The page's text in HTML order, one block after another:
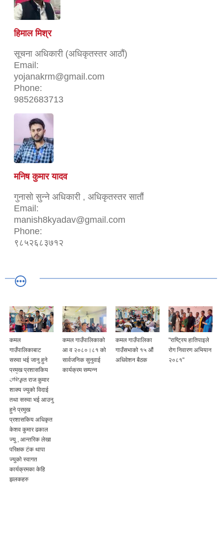
हिमाल मिश्र
सूचना अधिकारी (अधिकृतस्तर आठौं)
Email:
yojanakrm@gmail.com
Phone:
9852683713
मनिष कुमार यादव
गुनासो सुन्ने अधिकारी , अधिकृतस्तर सातौं
Email:
manish8kyadav@gmail.com
Phone:
९८५२६८३७१२
कमल
गाउँपालिकाबाट
सरुवा भई जानु हुने
प्रमुख प्रशासकिय
अधिकृत राज कुमार
शाक्य ज्युको विदाई
तथा सरुवा भई आउनु
हुने प्रमुख
प्रशासकिय अधिकृत
केशव कुमार ढकाल
ज्यु , आन्तरिक लेखा
परिक्षक टंक थापा
ज्युको स्वागत
कार्यक्रमका केहि
झलकहरु
कमल गाउँपालिकाको
आ व २०८०।८१ को
सार्वजनिक सुनुवाई
कार्यक्रम सम्पन्न
कमल गाउँपालिका
गाउँसभाको १५ औं
अधिवेशन बैठक
"राष्ट्रिय हातिपाइले
रोग निवारण अभियान
२०८१"